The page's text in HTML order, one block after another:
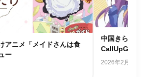
アニメ「メイドさんは食
ー
中国きらら日
CallUpGirls
2026年2月27日